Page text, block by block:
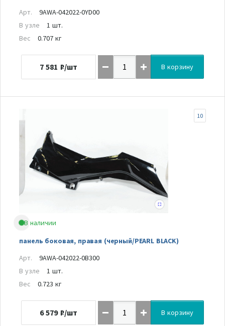
Арт.
9AWA-042022-0YD00
В узле
1 шт.
Вес
0.707 кг
7 581 ₽/шт В корзину
В наличии
панель боковая, правая (черный/PEARL BLACK)
10
Арт.
9AWA-042022-0B300
В узле
1 шт.
Вес
0.723 кг
6 579 ₽/шт В корзину